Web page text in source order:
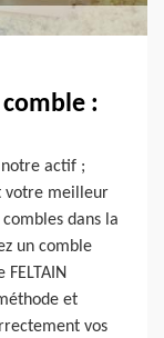
:
notre actif ;
votre meilleur
dans la
un comble
et
vos